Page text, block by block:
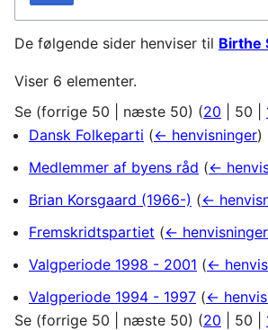
De følgende sider henviser til Birthe
Viser 6 elementer.
Se (forrige 50 næste 50) (20 50
Dansk Folkeparti (← henvisninger)
Medlemmer af byens råd (←
Brian Korsgaard (1966-) (←
Fremskridtspartiet (← henvisninger
Valgperiode 1998 - 2001 (←
Valgperiode 1994 - 1997 (←
Se (forrige 50 næste 50) (20 50